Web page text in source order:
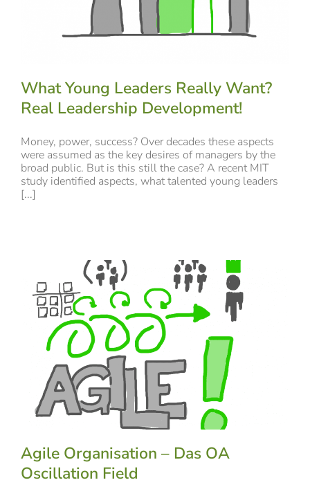
What Young Leaders Really Want?
Real Leadership Development!
Money, power, success? Over decades these aspects
were assumed as the key desires of managers by the
broad public. But is this still the case? A recent MIT
study identified aspects, what talented young leaders
[...]
Agile Organisation – Das OA
Oscillation Field